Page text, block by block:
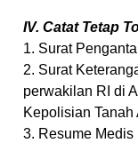
IV. Catat Tetap
1. Surat
2. Surat
perwakilan RI di
Kepolisian
3. Resume Medis